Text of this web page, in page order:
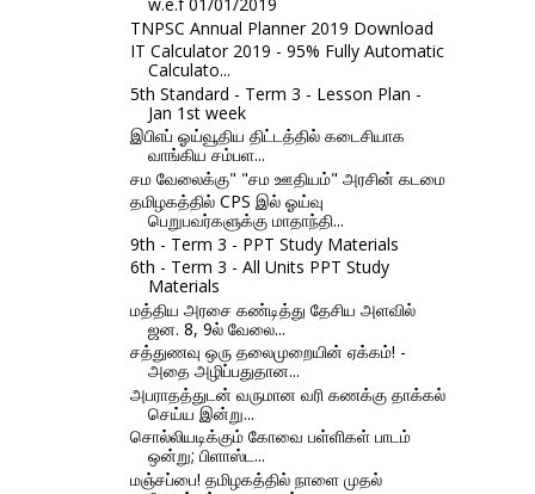
TNPSC Annual Planner 2019 Download
IT Calculator 2019 - 95% Fully Automatic
Calculato...
5th Standard - Term 3 - Lesson Plan -
Jan 1st week
இபிஎப் ஓய்வூதிய திட்டத்தில் கடைசியாக
வாங்கிய சம்பள...
சம வேலைக்கு" "சம ஊதியம்" அரசின் கடமை
தமிழகத்தில் CPS இல் ஓய்வு
பெறுபவர்களுக்கு மாதாந்தி...
9th - Term 3 - PPT Study Materials
6th - Term 3 - All Units PPT Study
Materials
மத்திய அரசை கண்டித்து தேசிய அளவில்
ஜன. 8, 9ல் வேலை...
சத்துணவு ஒரு தலைமுறையின் ஏக்கம்! -
அதை அழிப்பதுதான...
அபராதத்துடன் வருமான வரி கணக்கு தாக்கல்
செய்ய இன்று...
சொல்லியடிக்கும் கோவை பள்ளிகள் பாடம்
ஒன்று; பிளாஸ்ட...
மஞ்சப்பை! தமிழகத்தில் நாளை முதல்